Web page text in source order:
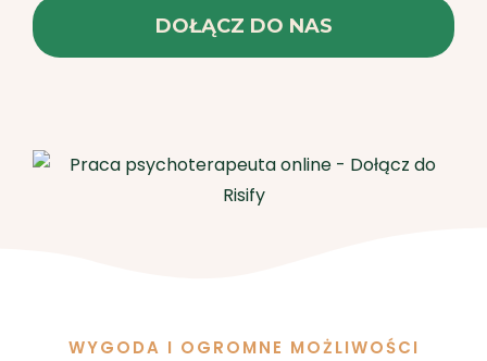
DOŁĄCZ DO NAS
WYGODA I OGROMNE MOŻLIWOŚCI